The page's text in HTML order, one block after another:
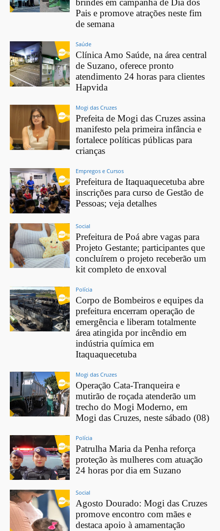
brindes em campanha de Dia dos
Pais e promove atrações neste fim
de semana
Saúde
Clínica Amo Saúde, na área central
de Suzano, oferece pronto
atendimento 24 horas para clientes
Hapvida
Mogi das Cruzes
Prefeita de Mogi das Cruzes assina
manifesto pela primeira infância e
fortalece políticas públicas para
crianças
Empregos e Cursos
Prefeitura de Itaquaquecetuba abre
inscrições para curso de Gestão de
Pessoas; veja detalhes
Social
Prefeitura de Poá abre vagas para
Projeto Gestante; participantes que
concluírem o projeto receberão um
kit completo de enxoval
Polícia
Corpo de Bombeiros e equipes da
prefeitura encerram operação de
emergência e liberam totalmente
área atingida por incêndio em
indústria química em
Itaquaquecetuba
Mogi das Cruzes
Operação Cata-Tranqueira e
mutirão de roçada atenderão um
trecho do Mogi Moderno, em
Mogi das Cruzes, neste sábado (08)
Polícia
Patrulha Maria da Penha reforça
proteção às mulheres com atuação
24 horas por dia em Suzano
Social
Agosto Dourado: Mogi das Cruzes
promove encontro com mães e
destaca apoio à amamentação